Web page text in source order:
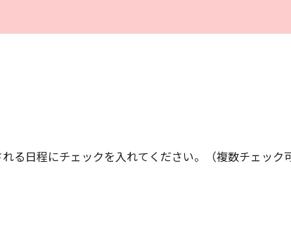
る日程にチェックを入れてください。（複数チェック可